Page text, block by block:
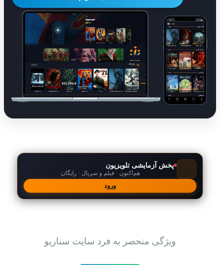
پخش آزمایشی تلویزیون
هم‌اکنون · فیلم و سریال · رایگان
ویژگی منحصر به فرد سایت سناریو